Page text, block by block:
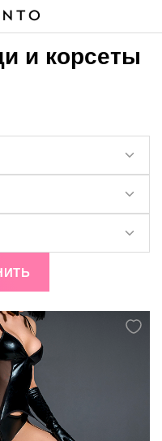
белье
и корсеты